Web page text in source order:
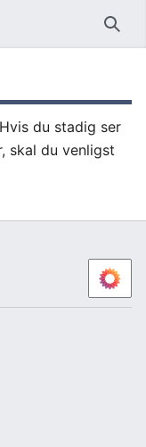
Søg
du stadig ser
skal du venligst